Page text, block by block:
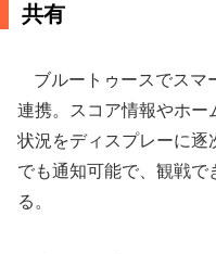
共有
ブルートゥースでスマ
連携。スコア情報やホ
状況をディスプレーに
でも通知可能で、観戦で
る。